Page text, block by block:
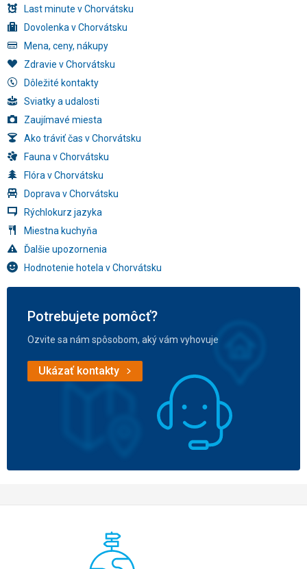
Last minute v Chorvátsku
Dovolenka v Chorvátsku
Mena, ceny, nákupy
Zdravie v Chorvátsku
Dôležité kontakty
Sviatky a udalosti
Zaujímavé miesta
Ako tráviť čas v Chorvátsku
Fauna v Chorvátsku
Flóra v Chorvátsku
Doprava v Chorvátsku
Rýchlokurz jazyka
Miestna kuchyňa
Ďalšie upozornenia
Hodnotenie hotela v Chorvátsku
Potrebujete pomôcť?
Ozvite sa nám spôsobom, aký vám vyhovuje
Ukázať kontakty